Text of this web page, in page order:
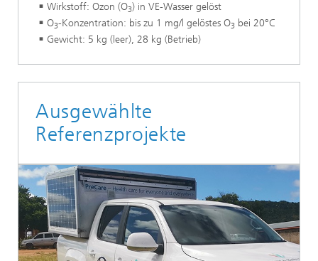
Wirkstoff: Ozon (O3) in VE-Wasser gelöst
O3-Konzentration: bis zu 1 mg/l gelöstes O3 bei 20°C
Gewicht: 5 kg (leer), 28 kg (Betrieb)
Ausgewählte
Referenzprojekte